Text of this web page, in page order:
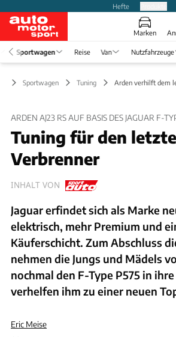
Hefte
Marken
Sportwagen Reise Van Nutzfahrzeuge
Sportwagen Tuning Arden verhilft dem
ARDEN AJ23 RS AUF BASIS DES JAGUAR F-
Tuning für den
Verbrenner
INHALT VON
Jaguar erfindet sich als Marke
elektrisch, mehr Premium und
Käuferschicht. Zum Abschluss
nehmen die Jungs und Mädels
nochmal den F-Type P575 in
verhelfen ihm zu einer neuen
Eric Meise